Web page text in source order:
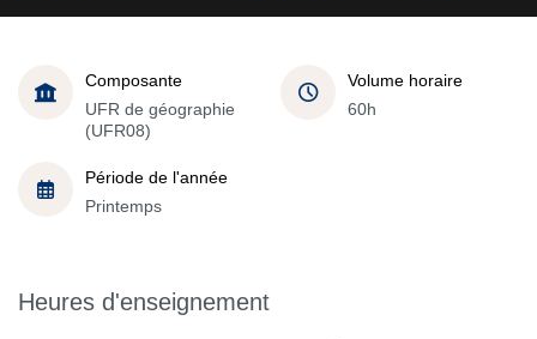
Composante
UFR de géographie
(UFR08)
Volume horaire
60h
Période de l'année
Printemps
Heures d'enseignement